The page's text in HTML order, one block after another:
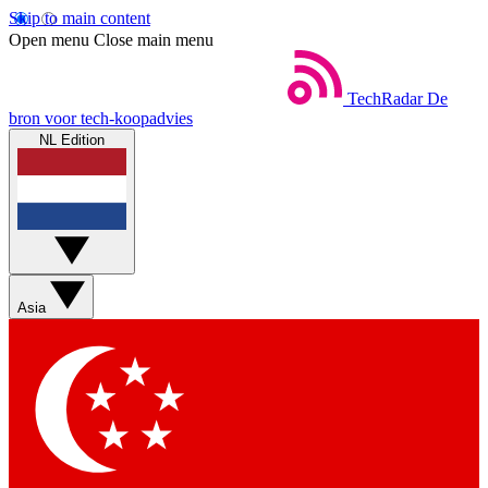
Skip to main content
Open menu Close main menu
TechRadar De
bron voor tech-koopadvies
NL Edition
Asia